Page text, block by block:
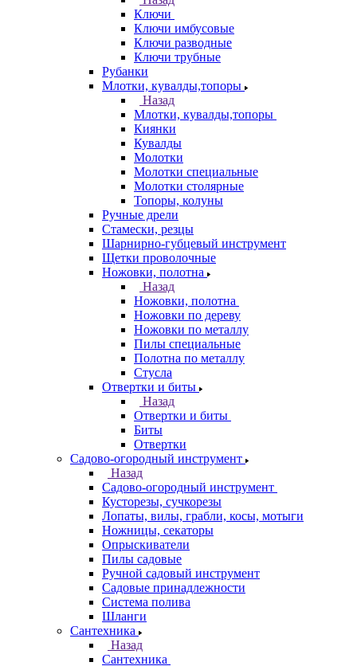
Ключи
Ключи имбусовые
Ключи разводные
Ключи трубные
Рубанки
Млотки, кувалды,топоры
Назад
Млотки, кувалды,топоры
Киянки
Кувалды
Молотки
Молотки специальные
Молотки столярные
Топоры, колуны
Ручные дрели
Стамески, резцы
Шарнирно-губцевый инструмент
Щетки проволочные
Ножовки, полотна
Назад
Ножовки, полотна
Ножовки по дереву
Ножовки по металлу
Пилы специальные
Полотна по металлу
Стусла
Отвертки и биты
Назад
Отвертки и биты
Биты
Отвертки
Садово-огородный инструмент
Назад
Садово-огородный инструмент
Кусторезы, сучкорезы
Лопаты, вилы, грабли, косы, мотыги
Ножницы, секаторы
Опрыскиватели
Пилы садовые
Ручной садовый инструмент
Садовые принадлежности
Система полива
Шланги
Сантехника
Назад
Сантехника